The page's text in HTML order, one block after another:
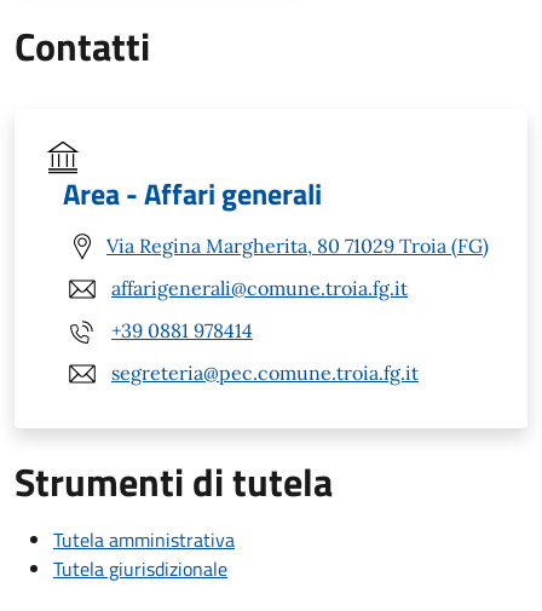
Contatti
Area - Affari generali
Via Regina Margherita, 80 71029 Troia (FG)
affarigenerali@comune.troia.fg.it
+39 0881 978414
segreteria@pec.comune.troia.fg.it
Strumenti di tutela
Tutela amministrativa
Tutela giurisdizionale